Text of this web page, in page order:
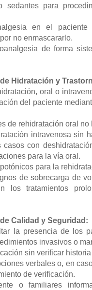
sedantes para
en el
no enmascararlo.
de forma
Hidratación y
oral o
del paciente
de rehidratación oral
intravenosa sin
con
para la vía oral.
para la
de sobrecarga de
los tratamientos
Calidad y Seguridad:
la presencia de los
invasivos o
sin verificar
verbales o, en
de verificación.
o familiares